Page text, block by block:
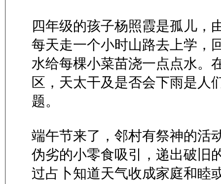
四年级的孩子杨照霞是孤儿，
每天走一个小时山路去上学，
水给每棵小菜苗浇一点点水。
区，天太干及是否会下雨是人
题。
端午节来了，邻村有祭神的活
伪劣的小零食吸引，递出破旧
过占卜知道天气收成家庭和睦